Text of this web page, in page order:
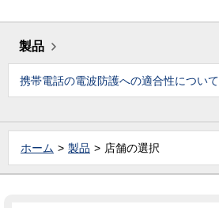
製品
携帯電話の電波防護への適合性について
ホーム 製品 店舗の選択